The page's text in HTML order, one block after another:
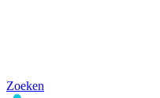
Zoeken